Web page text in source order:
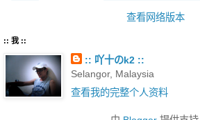
查看网络版本
:: 我 ::
:: 吖十のk2 ::
Selangor, Malaysia
查看我的完整个人资料